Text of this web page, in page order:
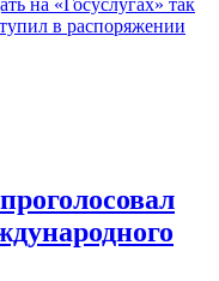
на «Госуслугах» так
в распоряжении